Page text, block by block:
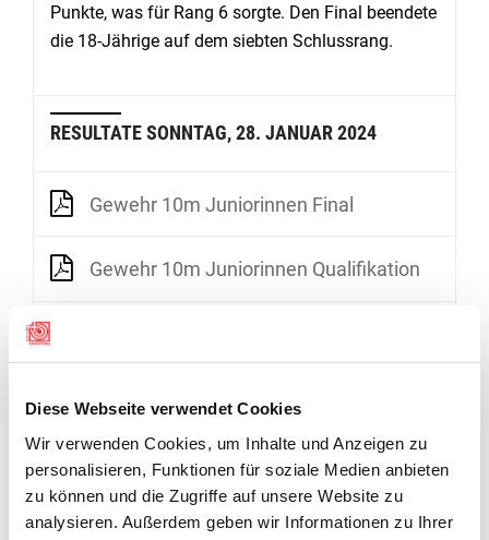
Diese Webseite verwendet Cookies
Wir verwenden Cookies, um Inhalte und Anzeigen zu
personalisieren, Funktionen für soziale Medien anbieten
zu können und die Zugriffe auf unsere Website zu
analysieren. Außerdem geben wir Informationen zu Ihrer
Punkte, was für Rang 6 sorgte. Den Final beendete
die 18-Jährige auf dem siebten Schlussrang.
RESULTATE SONNTAG, 28. JANUAR 2024
Gewehr 10m Juniorinnen Final
Gewehr 10m Juniorinnen Qualifikation
Gewehr 10m Juniorinnen Qualifikation
RESULTATE FREITAG, 26. JANUAR 2024